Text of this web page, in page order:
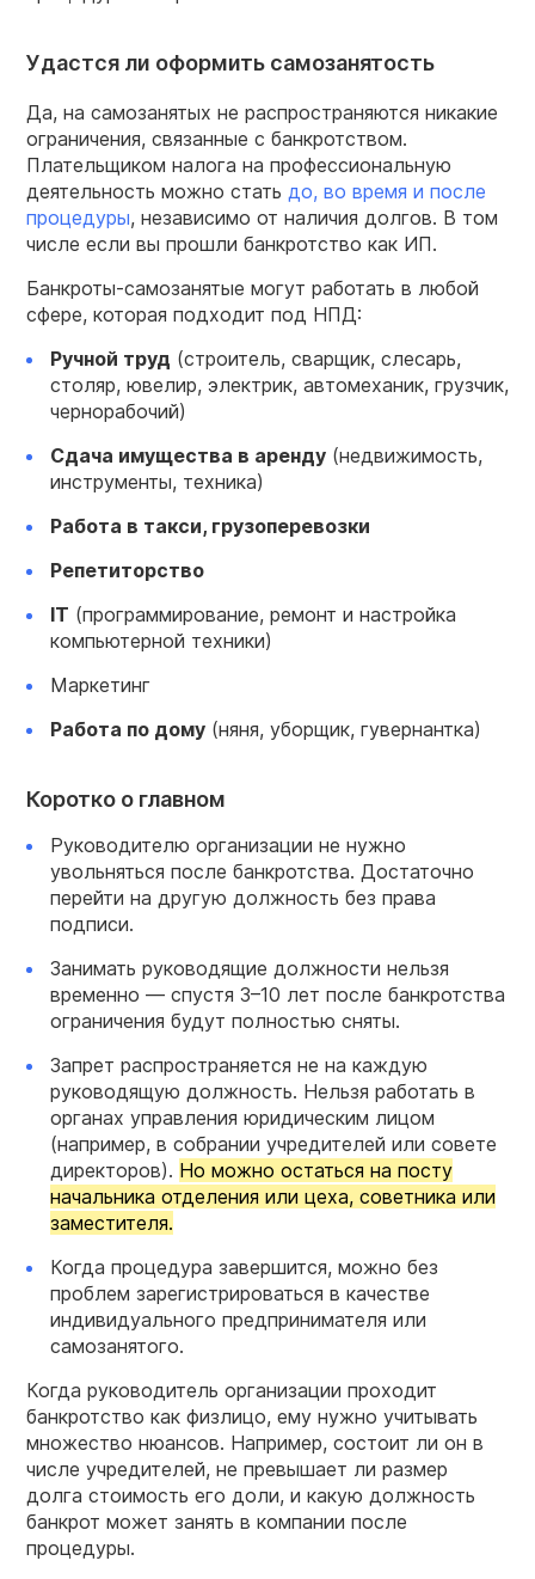
Удастся ли оформить самозанятость
Да, на самозанятых не распространяются никакие
ограничения, связанные с банкротством.
Плательщиком налога на профессиональную
деятельность можно стать до, во время и после
процедуры, независимо от наличия долгов. В том
числе если вы прошли банкротство как ИП.
Банкроты-самозанятые могут работать в любой
сфере, которая подходит под НПД:
Ручной труд (строитель, сварщик, слесарь,
столяр, ювелир, электрик, автомеханик, грузчик,
чернорабочий)
Сдача имущества в аренду (недвижимость,
инструменты, техника)
Работа в такси, грузоперевозки
Репетиторство
IT (программирование, ремонт и настройка
компьютерной техники)
Маркетинг
Работа по дому (няня, уборщик, гувернантка)
Коротко о главном
Руководителю организации не нужно
увольняться после банкротства. Достаточно
перейти на другую должность без права
подписи.
Занимать руководящие должности нельзя
временно — спустя 3–10 лет после банкротства
ограничения будут полностью сняты.
Запрет распространяется не на каждую
руководящую должность. Нельзя работать в
органах управления юридическим лицом
(например, в собрании учредителей или совете
директоров). Но можно остаться на посту
начальника отделения или цеха, советника или
заместителя.
Когда процедура завершится, можно без
проблем зарегистрироваться в качестве
индивидуального предпринимателя или
самозанятого.
Когда руководитель организации проходит
банкротство как физлицо, ему нужно учитывать
множество нюансов. Например, состоит ли он в
числе учредителей, не превышает ли размер
долга стоимость его доли, и какую должность
банкрот может занять в компании после
процедуры.